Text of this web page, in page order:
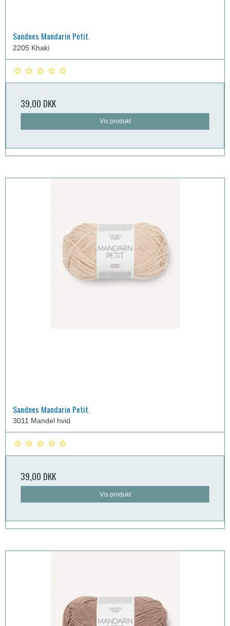
Sandnes Mandarin Petit.
2205 Khaki
39,00 DKK
Vis produkt
Sandnes Mandarin Petit.
3011 Mandel hvid
39,00 DKK
Vis produkt